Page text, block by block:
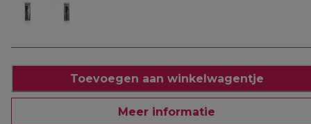
Toevoegen aan winkelwagentje
Meer informatie